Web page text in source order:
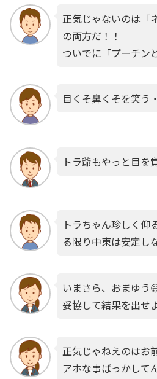
正気じゃないのは「
の両方だ！！
ついでに「プーチン
目くそ鼻くそを笑う
トラ爺もやっと目を
トラちゃん珍しく仰
る限り中東は安定し
いまさら、おまゆう
妥協して結果を出せ
正気じゃねえのはお
アホな事ばっかして